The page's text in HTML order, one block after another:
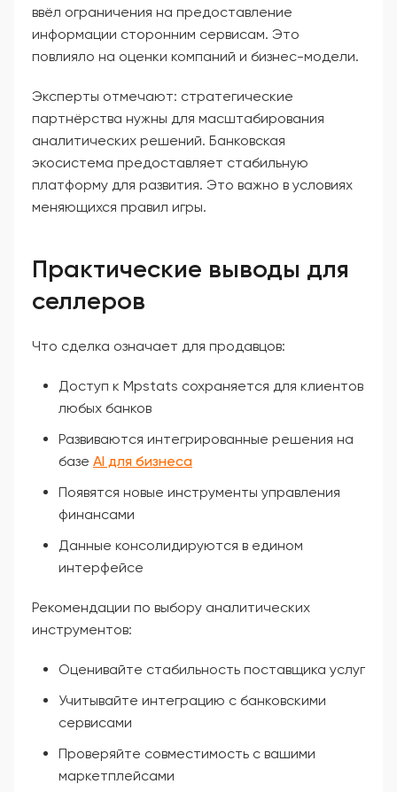
ввёл ограничения на предоставление
информации сторонним сервисам. Это
повлияло на оценки компаний и бизнес-модели.
Эксперты отмечают: стратегические
партнёрства нужны для масштабирования
аналитических решений. Банковская
экосистема предоставляет стабильную
платформу для развития. Это важно в условиях
меняющихся правил игры.
Практические выводы для
селлеров
Что сделка означает для продавцов:
Доступ к Mpstats сохраняется для клиентов
любых банков
Развиваются интегрированные решения на
базе AI для бизнеса
Появятся новые инструменты управления
финансами
Данные консолидируются в едином
интерфейсе
Рекомендации по выбору аналитических
инструментов:
Оценивайте стабильность поставщика услуг
Учитывайте интеграцию с банковскими
сервисами
Проверяйте совместимость с вашими
маркетплейсами